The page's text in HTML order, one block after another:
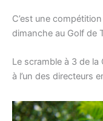
C’est une
dimanche au Golf de
Le scramble à 3 de
à l’un des directeurs